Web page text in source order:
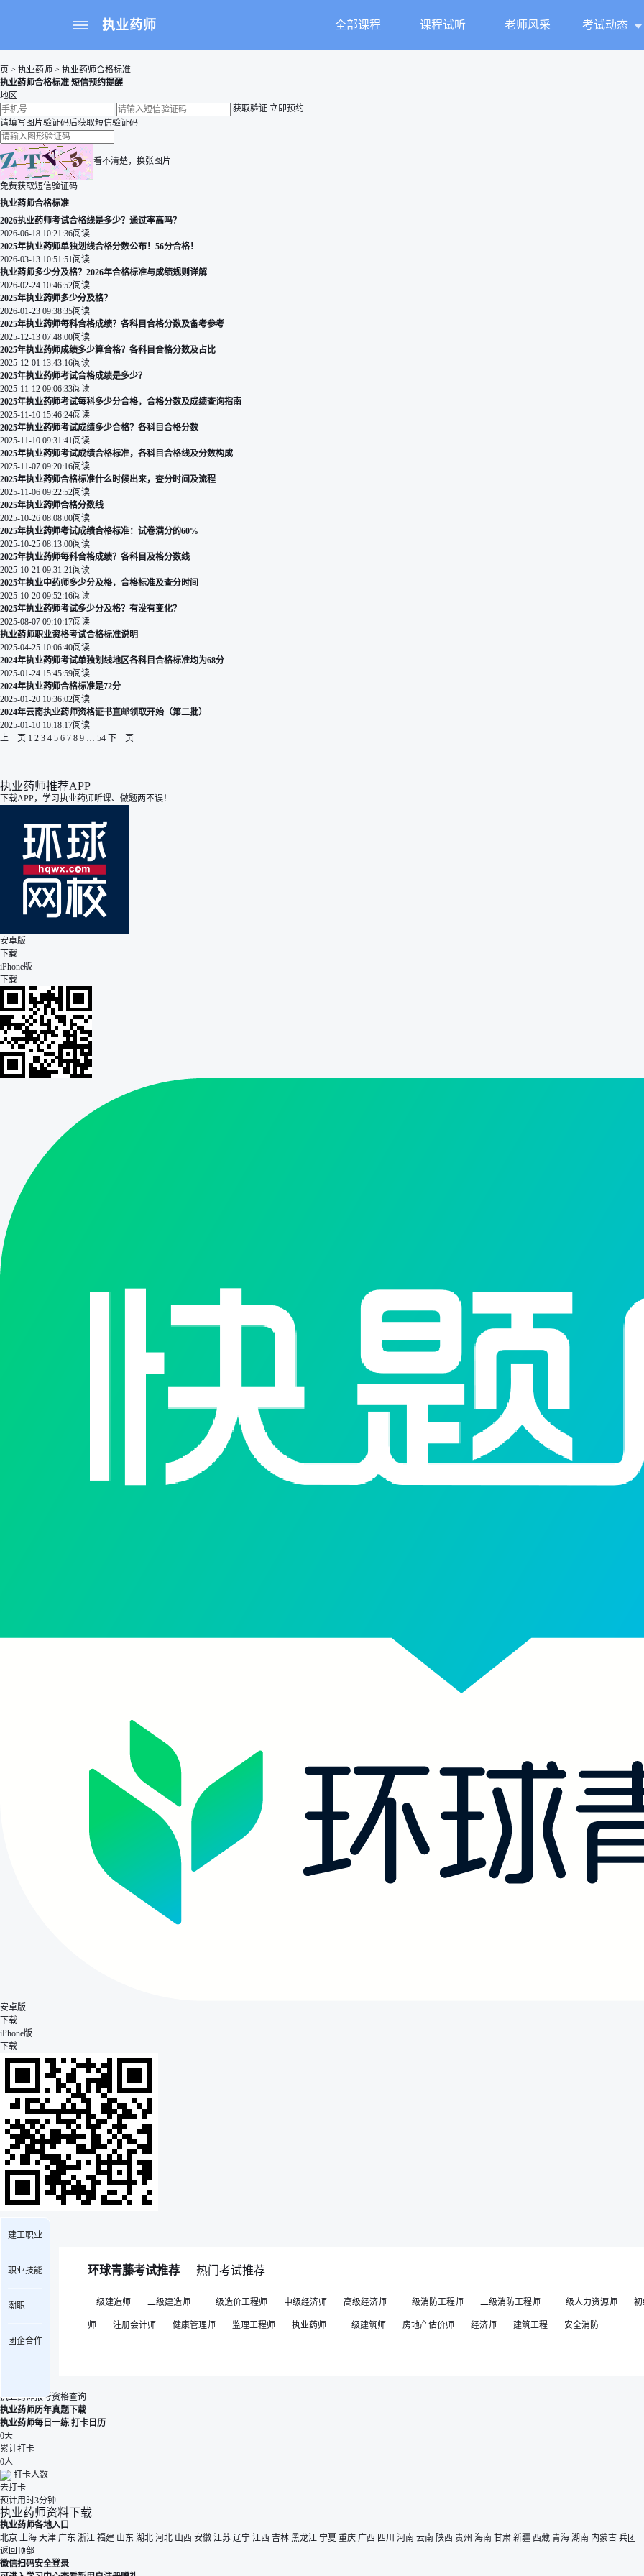
执业药师 全部课程 课程试听 老师风采 考试动态
页 > 执业药师 > 执业药师合格标准
执业药师合格标准 短信预约提醒
地区
获取验证 立即预约
请填写图片验证码后获取短信验证码
看不清楚，换张图片
免费获取短信验证码
执业药师合格标准
2026执业药师考试合格线是多少？通过率高吗？
2026-06-18 10:21:36阅读
2025年执业药师单独划线合格分数公布！56分合格！
2026-03-13 10:51:51 阅读
执业药师多少分及格？2026年合格标准与成绩规则详解
2026-02-24 10:46:52阅读
2025年执业药师多少分及格？
2026-01-23 09:38:35阅读
2025年执业药师每科合格成绩？各科目合格分数及备考参考
2025-12-13 07:48:00阅读
2025年执业药师成绩多少算合格？各科目合格分数及占比
2025-12-01 13:43:16阅读
2025年执业药师考试合格成绩是多少？
2025-11-12 09:06:33阅读
2025年执业药师考试每科多少分合格，合格分数及成绩查询指南
2025-11-10 15:46:24阅读
2025年执业药师考试成绩多少合格？各科目合格分数
2025-11-10 09:31:41 阅读
2025年执业药师考试成绩合格标准，各科目合格线及分数构成
2025-11-07 09:20:16阅读
2025年执业药师合格标准什么时候出来，查分时间及流程
2025-11-06 09:22:52阅读
2025年执业药师合格分数线
2025-10-26 08:08:00阅读
2025年执业药师考试成绩合格标准：试卷满分的60%
2025-10-25 08:13:00阅读
2025年执业药师每科合格成绩？各科目及格分数线
2025-10-21 09:31:21 阅读
2025年执业中药师多少分及格，合格标准及查分时间
2025-10-20 09:52:16阅读
2025年执业药师考试多少分及格？有没有变化？
2025-08-07 09:10:17阅读
执业药师职业资格考试合格标准说明
2025-04-25 10:06:40阅读
2024年执业药师考试单独划线地区各科目合格标准均为68分
2025-01-24 15:45:59阅读
2024年执业药师合格标准是72分
2025-01-20 10:36:02阅读
2024年云南执业药师资格证书直邮领取开始（第二批）
2025-01-10 10:18:17阅读
上一页 1 2 3 4 5 6 7 8 9 54 下一页
执业药师推荐APP
下载APP，学习执业药师听课、做题两不误！
安卓版
下载
iPhone版
下载
安卓版
下载
iPhone版
下载
环球青藤考试推荐 | 热门考试推荐
一级建造师 二级建造师 一级造价工程师 中级经济师 高级经济师 一级消防工程师 二级消防工程师 一级人力资源师
师 注册会计师 健康管理师 监理工程师 执业药师 一级建筑师 房地产估价师 经济师 建筑工程 安全消防
执业药师报考资格查询
执业药师历年真题下载
执业药师每日一练 打卡日历
0天
累计打卡
0人
打卡人数
去打卡
预计用时3分钟
执业药师资料下载
执业药师各地入口
北京
上海 天津 广东 浙江 福建 山东 湖北 河北 山西 安徽 江苏 辽宁 江西 吉林 黑龙江 宁夏 重庆 广西 四川 河南 云南 陕西 贵州 海南 甘肃 新疆 西藏 青海 湖南 内蒙古 兵团
返回顶部
微信扫码安全登录
建工职业
职业技能
潮职
团企合作